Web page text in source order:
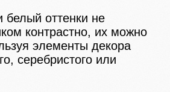
белый оттенки не
контрастно, их можно
элементы декора
серебристого или